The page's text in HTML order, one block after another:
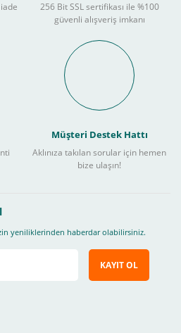
256 Bit SSL sertifikası ile %100
güvenli alışveriş imkanı
Müşteri Destek Hattı
Aklınıza takılan sorular için hemen
bize ulaşın!
yeniliklerinden haberdar olabilirsiniz.
KAYIT OL